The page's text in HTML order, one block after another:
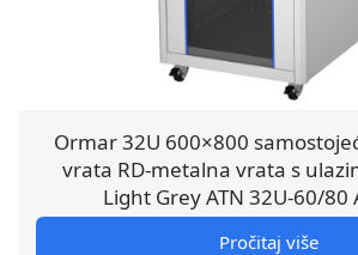
Ormar 32U 600×800
vrata RD-metalna vrata s
Light Grey ATN 32U-60/80
Pročitaj više